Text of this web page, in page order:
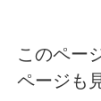
このペー
ページも